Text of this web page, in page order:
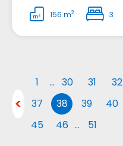
156 m2 3
1 … 30 31 32
37
38 39 40
45
46 … 51